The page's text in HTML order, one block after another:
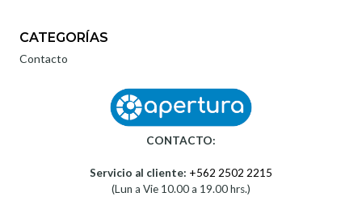
CATEGORÍAS
Contacto
CONTACTO:
Servicio al cliente: +562 2502 2215
(Lun a Vie 10.00 a 19.00 hrs.)